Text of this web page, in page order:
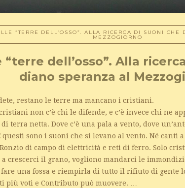
“TERRE DELL’OSSO”. ALLA RICERCA DI SUONI CHE
MEZZOGIORNO
“terre dell’osso”. Alla
diano speranza al
restano le terre ma mancano i cristiani.
non c’è chi le difende, e c’è invece chi ne
di terra netta. Dove c’è una pala a vento, dove
sono i suoni che si levano al vento. Né canti
di campo di elettricità e reti di ferro. Solo
a crescerci il grano, vogliono mandarci le
fare una fossa e riempirla di tutto il rifiuto di gente
più voti e Contributo può muovere. …